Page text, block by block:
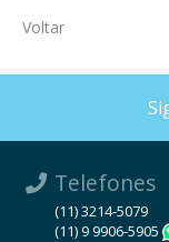
Voltar
Telefones
(11) 3214-5079
(11) 9 9906-5905